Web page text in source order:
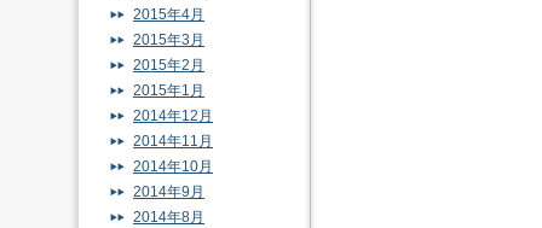
2015年4月
2015年3月
2015年2月
2015年1月
2014年12月
2014年11月
2014年10月
2014年9月
2014年8月